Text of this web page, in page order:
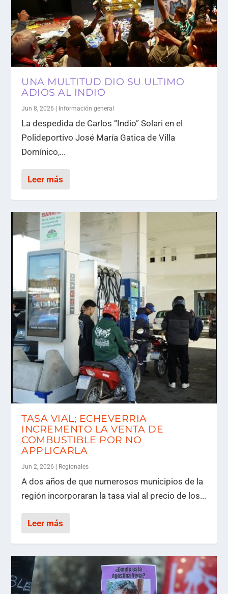
UNA MULTITUD DIO SU ULTIMO
ADIOS AL INDIO
Jun 8, 2026 Información general
La despedida de Carlos “Indio” Solari en el
Polideportivo José María Gatica de Villa
Domínico,...
Leer más
TASA VIAL; ECHEVERRIA
INCREMENTO LA VENTA DE
COMBUSTIBLE POR NO
APPLICARLA
Jun 2, 2026 | Regionales
A dos años de que numerosos municipios de la
región incorporaran la tasa vial al precio de los...
Leer más